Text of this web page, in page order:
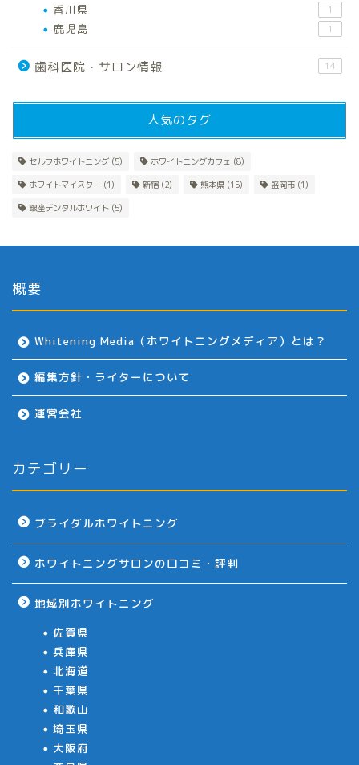
香川県 1
鹿児島 1
歯科医院・サロン情報 14
人気のタグ
セルフホワイトニング (5) ホワイトニングカフェ (8)
ホワイトマイスター (1) 新宿(2) 熊本県 (15) 盛岡市 (1)
銀座デンタルホワイト (5)
概要
Whitening Media（ホワイトニングメディア）とは？
編集方針・ライターについて
運営会社
カテゴリー
ブライダルホワイトニング
ホワイトニングサロンの口コミ・評判
地域別ホワイトニング
佐賀県
兵庫県
北海道
千葉県
和歌山
埼玉県
大阪府